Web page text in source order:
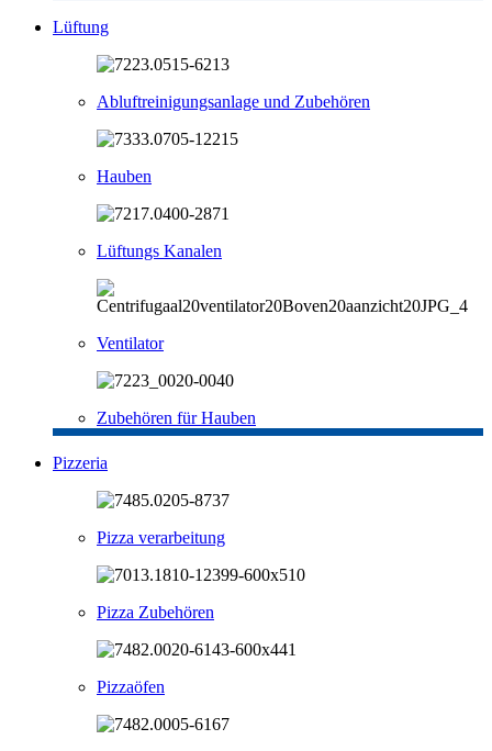
Lüftung
Abluftreinigungsanlage und Zubehören
Hauben
Lüftungs Kanalen
Ventilator
Zubehören für Hauben
Pizzeria
Pizza verarbeitung
Pizza Zubehören
Pizzaöfen